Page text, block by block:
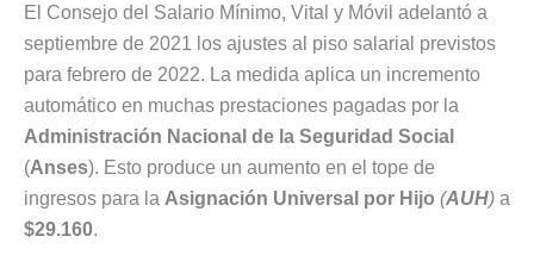
El Consejo del Salario Mínimo, Vital y Móvil adelantó a
septiembre de 2021 los ajustes al piso salarial previstos
para febrero de 2022. La medida aplica un incremento
automático en muchas prestaciones pagadas por la
Administración Nacional de la Seguridad Social
(Anses). Esto produce un aumento en el tope de
ingresos para la Asignación Universal por Hijo (AUH) a
$29.160.